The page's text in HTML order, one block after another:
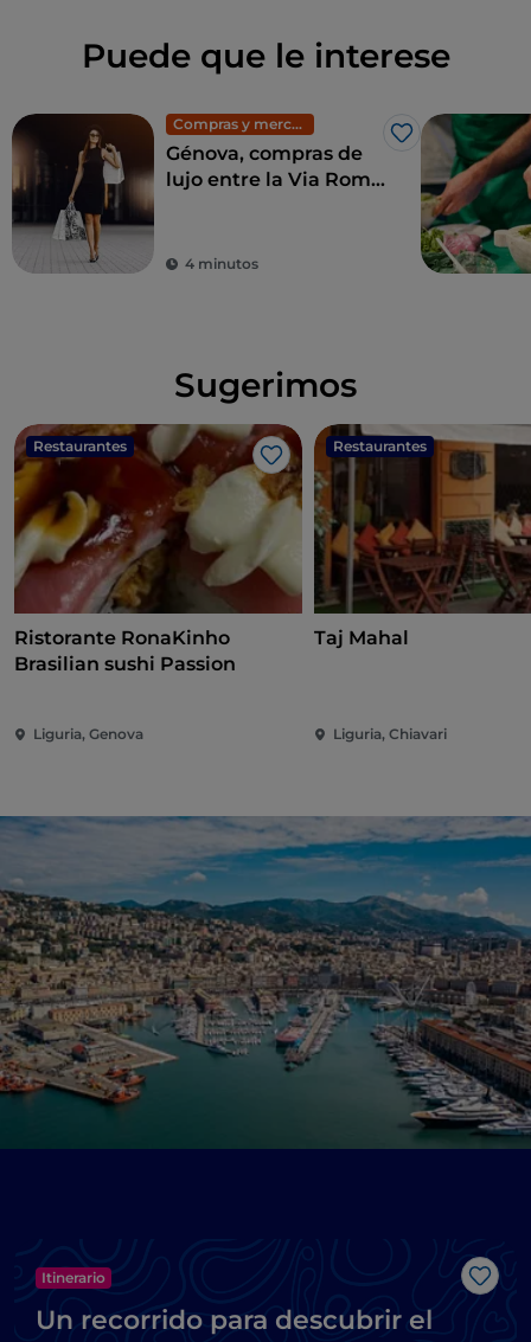
Puede que le interese
Compras y mercadillos
Me gusta
Génova, compras de
lujo entre la Via Roma
4 minutos
Sugerimos
Restaurantes
Me gusta
Ristorante RonaKinho
Brasilian sushi Passion
Liguria, Genova
Restaurantes
Taj Mahal
Liguria, Chiavari
Me
Itinerario
Un recorrido para descubrir el